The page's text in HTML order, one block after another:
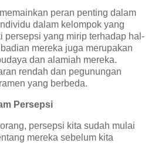
peran penting dalam
dalam kelompok yang
persepsi yang mirip terhadap hal-
mereka juga merupakan
dan alamiah mereka.
rendah dan pegunungan
yang berbeda.
Persepsi
persepsi kita sudah mulai
mereka sebelum kita